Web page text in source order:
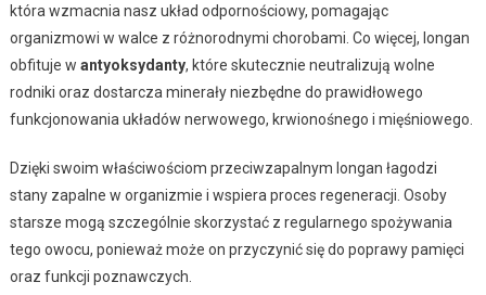
która wzmacnia nasz układ odpornościowy, pomagając
organizmowi w walce z różnorodnymi chorobami. Co więcej, longan
obfituje w antyoksydanty, które skutecznie neutralizują wolne
rodniki oraz dostarcza minerały niezbędne do prawidłowego
funkcjonowania układów nerwowego, krwionośnego i mięśniowego.
Dzięki swoim właściwościom przeciwzapalnym longan łagodzi
stany zapalne w organizmie i wspiera proces regeneracji. Osoby
starsze mogą szczególnie skorzystać z regularnego spożywania
tego owocu, ponieważ może on przyczynić się do poprawy pamięci
oraz funkcji poznawczych.